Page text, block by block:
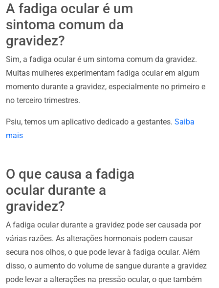
A fadiga ocular é um
sintoma comum da
gravidez?
Sim, a fadiga ocular é um sintoma comum da gravidez.
Muitas mulheres experimentam fadiga ocular em algum
momento durante a gravidez, especialmente no primeiro e
no terceiro trimestres.
Psiu, temos um aplicativo dedicado a gestantes. Saiba
mais
O que causa a fadiga
ocular durante a
gravidez?
A fadiga ocular durante a gravidez pode ser causada por
várias razões. As alterações hormonais podem causar
secura nos olhos, o que pode levar à fadiga ocular. Além
disso, o aumento do volume de sangue durante a gravidez
pode levar a alterações na pressão ocular, o que também